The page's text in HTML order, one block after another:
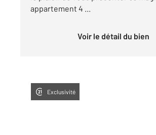
appartement 4 ...
Voir le détail du bien
Exclusivité